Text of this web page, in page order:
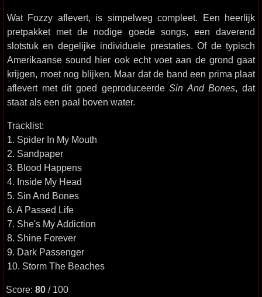
Wat Fozzy aflevert, is simpelweg compleet. Een heerlijk
pretpakket met de nodige goede songs, een daverend
slotstuk en degelijke individuele prestaties. Of de typisch
Amerikaanse sound hier ook echt voet aan de grond gaat
krijgen, moet nog blijken. Maar dat de band een prima plaat
aflevert met dit goed geproduceerdeSin And Bones, dat
staat als een paal boven water.
Tracklist:
1. Spider In My Mouth
2. Sandpaper
3. Blood Happens
4. Inside My Head
5. Sin And Bones
6. A Passed Life
7. She's My Addiction
8. Shine Forever
9. Dark Passenger
10. Storm The Beaches
Score: 80 / 100